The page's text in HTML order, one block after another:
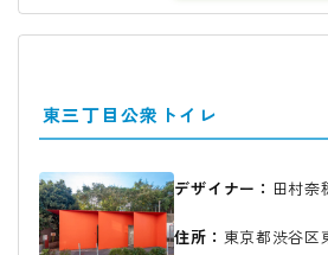
東三丁目公衆トイレ
デザイナー： 田村奈
住所： 東京都渋谷区